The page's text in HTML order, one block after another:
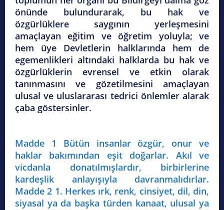
önünde bulundurarak, bu hak ve
özgürlüklere saygının yerleşmesini
amaçlayan eğitim ve öğretim yoluyla; ve
hem üye Devletlerin halklarında hem de
egemenlikleri altındaki halklarda bu hak ve
özgürlüklerin evrensel ve etkin olarak
tanınmasını ve gözetilmesini amaçlayan
ulusal ve uluslararası tedrici önlemler alarak
çaba göstersinler.
Madde 1 Bütün insanlar özgür, onur ve
haklar bakımından eşit doğarlar. Akıl ve
vicdanla donatılmışlardır, birbirlerine
kardeşlik anlayışıyla davranmalıdırlar.
Madde 2 1. Herkes ırk, renk, cinsiyet, dil, din,
siyasal ya da başka türden kanaat, ulusal ya